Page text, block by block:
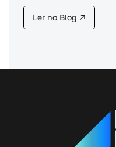
Ler no Blog ↗